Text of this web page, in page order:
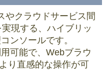
やクラウドサービス間
現する、ハイブリッ
ンソールです。
可能で、Webブラウ
り直感的な操作が可